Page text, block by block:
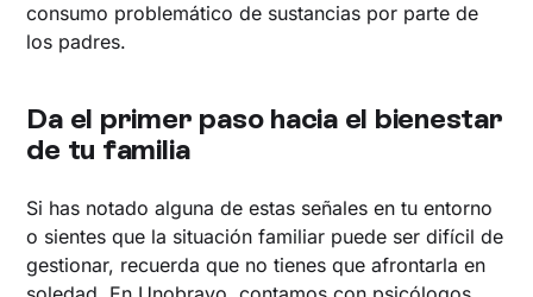
consumo problemático de sustancias por parte de
los padres.
Da el primer paso hacia el bienestar
de tu familia
Si has notado alguna de estas señales en tu entorno
o sientes que la situación familiar puede ser difícil de
gestionar, recuerda que no tienes que afrontarla en